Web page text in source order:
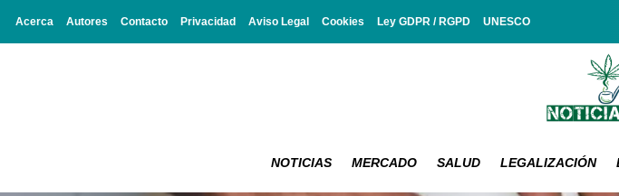
Acerca Autores Contacto Privacidad Aviso Legal Cookies Ley GDPR / RGPD UNESCO
NOTICIAS MERCADO SALUD LEGALIZACIÓN